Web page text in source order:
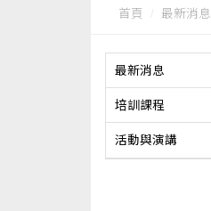
首頁 最新消息
最新消息
培訓課程
活動與演講